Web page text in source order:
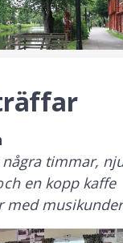
timmar,
en kopp kaffe
med